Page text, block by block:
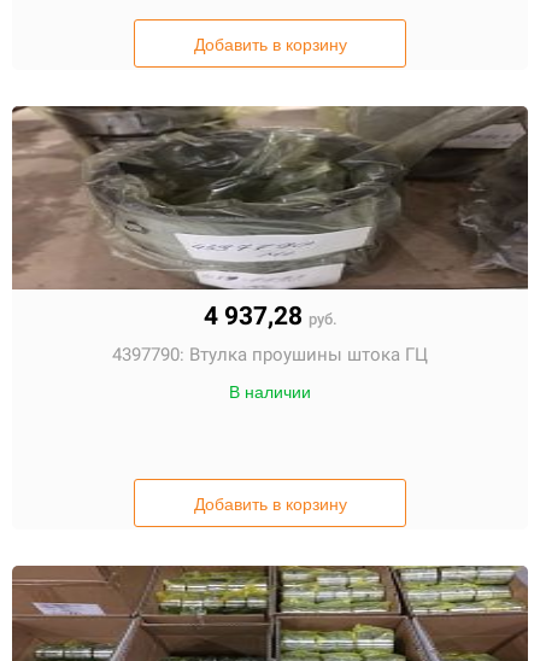
Добавить в корзину
4 937,28 руб.
4397790: Втулка проушины штока ГЦ
В наличии
Добавить в корзину